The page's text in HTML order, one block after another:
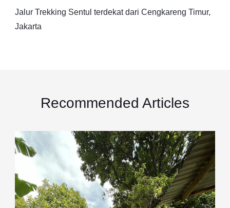
Jalur Trekking Sentul terdekat dari Cengkareng Timur,
Jakarta
Recommended Articles